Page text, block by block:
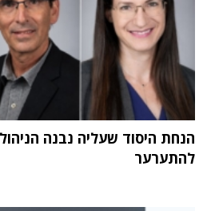
הנחת היסוד שעליה נבנה
להתערער